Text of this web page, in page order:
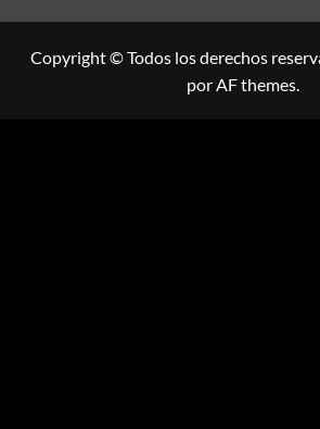
Copyright © Todos los derechos
por AF themes.